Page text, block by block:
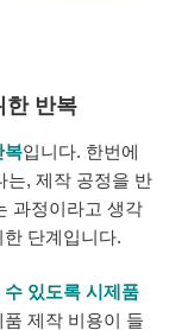
한 반복
복입니다. 한번에
는, 제작 공정을 반
과정이라고 생각
단계입니다.
있도록 시제품
제작 비용이 들